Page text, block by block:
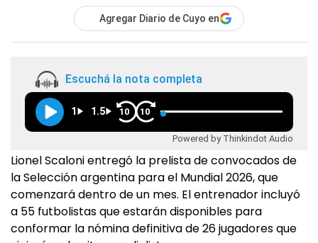
Agregar Diario de Cuyo en
Escuchá la nota completa
1 1.5 10 10
Powered by Thinkindot Audio
Lionel Scaloni entregó la prelista de convocados de
la Selección argentina para el Mundial 2026, que
comenzará dentro de un mes. El entrenador incluyó
a 55 futbolistas que estarán disponibles para
conformar la nómina definitiva de 26 jugadores que